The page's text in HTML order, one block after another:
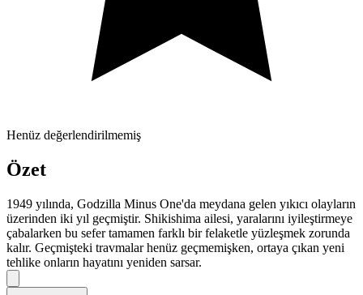
Henüz değerlendirilmemiş
Özet
1949 yılında, Godzilla Minus One'da meydana gelen yıkıcı olayların
üzerinden iki yıl geçmiştir. Shikishima ailesi, yaralarını iyileştirmeye
çabalarken bu sefer tamamen farklı bir felaketle yüzleşmek zorunda
kalır. Geçmişteki travmalar henüz geçmemişken, ortaya çıkan yeni
tehlike onların hayatını yeniden sarsar.